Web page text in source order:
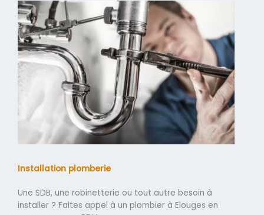
Installation plomberie
Une SDB, une robinetterie ou tout autre besoin à
installer ? Faites appel à un plombier à Elouges en